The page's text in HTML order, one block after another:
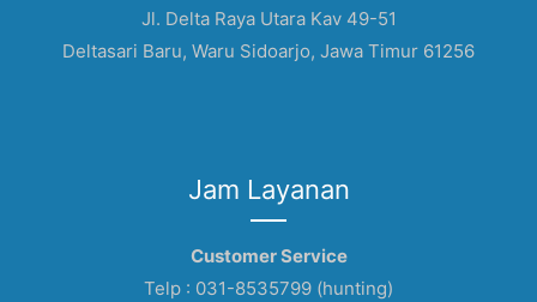
Jl. Delta Raya Utara Kav 49-51
Deltasari Baru, Waru Sidoarjo, Jawa Timur 61256
Jam Layanan
Customer Service
Telp : 031-8535799 (hunting)